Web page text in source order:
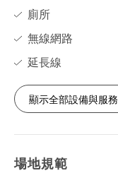
廁所
無線網路
延長線
顯示全部設備與服務
場地規範